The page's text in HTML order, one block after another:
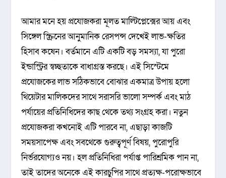
আমার মনে হয় প্রযোজকরা মূলত মাল্টিপ্লেক্সের আয় এবং
সিঙ্গেল স্ক্রিনের আনুমানিক রেসপন্স দেখেই লাভ-ক্ষতির
হিসাব কষেন। বর্তমানে এটি একটি বড় সমস্যা, যা পুরো
ইন্ডাস্ট্রির স্বচ্ছতাকে বাধাগ্রস্ত করছে। এই সিস্টেমে
প্রযোজকের লাভ সঠিকভাবে বোঝার একমাত্র উপায় হলো
থিয়েটার মালিকদের সাথে সরাসরি ভালো সম্পর্ক এবং মাঠ
পর্যায়ের প্রতিনিধিদের কাছ থেকে তথ্য সংগ্রহ করা। নতুন
প্রযোজকরা কখনোই এটি পারবে না, এছাড়া কাজটি
সময়সাপেক্ষ এবং সবথেকে গুরুত্বপূর্ণ বিষয়, পুরোপুরি
নির্ভরযোগ্যও নয়। হল প্রতিনিধিরা পর্যাপ্ত পারিশ্রমিক পান না,
তাই তাদের অনেকে এই কারচুপির সাথে প্রত্যক্ষ-পরোক্ষভাবে